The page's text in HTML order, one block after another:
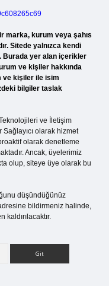
marka, kurum veya şahıs
Sitede yalnızca kendi
Burada yer alan içerikler
ve kişiler hakkında
ve kişiler ile isim
bilgiler taslak
ve İletişim
Sağlayıcı olarak hizmet
olarak denetleme
Ancak, üyelerimiz
olup, siteye üye olarak bu
düşündüğünüz
bildirmeniz halinde,